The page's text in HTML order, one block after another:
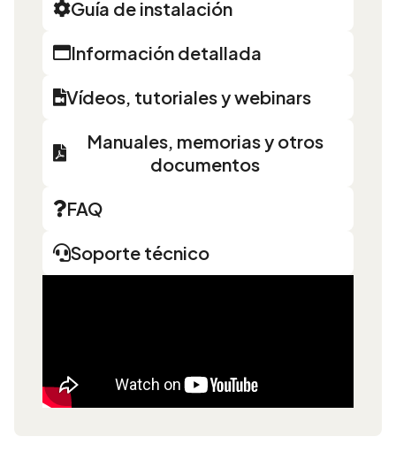
Guía de instalación
Información detallada
Vídeos, tutoriales y webinars
Manuales, memorias y otros
documentos
FAQ
Soporte técnico